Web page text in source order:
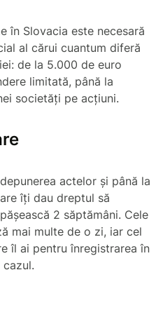
în Slovacia este necesară
al cărui cuantum diferă
de la 5.000 de euro
limitată, până la
societăți pe acțiuni.
actelor și până la
îți dau dreptul să
2 săptămâni. Cele
mai multe de o zi, iar cel
îl ai pentru înregistrarea în